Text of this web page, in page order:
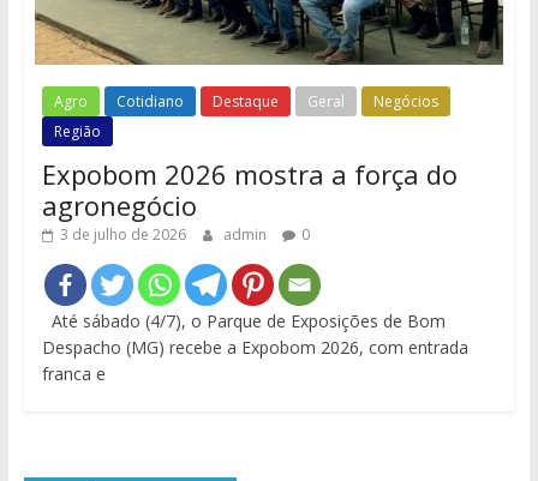
Agro Cotidiano Destaque Geral
Negócios
Região
Expobom 2026 mostra a força do
agronegócio
3 de julho de 2026 admin 0
Até sábado (4/7), o Parque de Exposições de Bom
Despacho (MG) recebe a Expobom 2026, com entrada
franca e